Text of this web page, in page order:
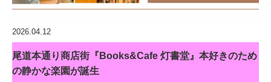
2026.04.12
尾道本通り商店街『Books&Cafe 灯書堂』本好きのため
の静かな楽園が誕生